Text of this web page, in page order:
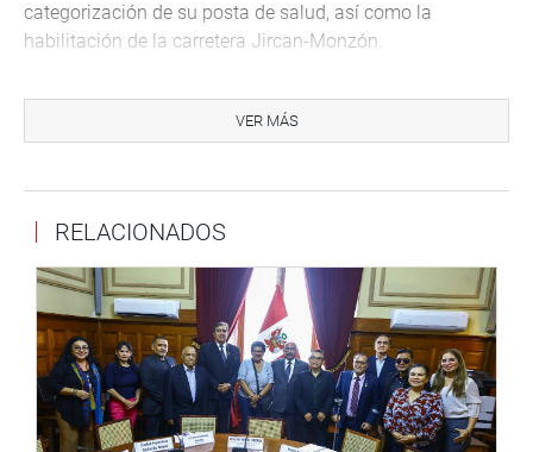
categorización de su posta de salud, así como la
habilitación de la carretera Jircan-Monzón.
La legisladora también visitó la planta de procesamiento
productivo Valle del Monzón.
VER MÁS
RELACIONADOS